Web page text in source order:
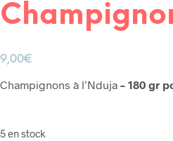
9,00€
Champignons à l’Nduja – 180 gr
5 en stock